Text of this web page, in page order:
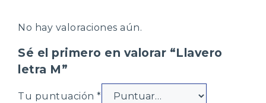
No hay valoraciones aún.
Sé el primero en valorar “Llavero
letra M”
Tu puntuación *